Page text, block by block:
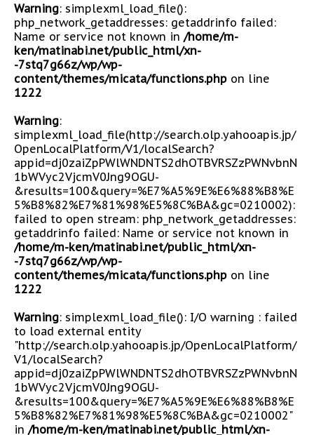
Warning: simplexml_load_file():
php_network_getaddresses: getaddrinfo failed:
Name or service not known in /home/m-
ken/matinabi.net/public_html/xn-
-7stq7g66z/wp/wp-
content/themes/micata/functions.php on line
1222
Warning:
simplexml_load_file(http://search.olp.yahooapis.jp/
OpenLocalPlatform/V1/localSearch?
appid=dj0zaiZpPWlWNDNTS2dhOTBVRSZzPWNvbnN
1bWVyc2VjcmV0Jng9OGU-
&results=100&query=%E7%A5%9E%E6%88%B8%E
5%B8%82%E7%81%98%E5%8C%BA&gc=0210002):
failed to open stream: php_network_getaddresses:
getaddrinfo failed: Name or service not known in
/home/m-ken/matinabi.net/public_html/xn-
-7stq7g66z/wp/wp-
content/themes/micata/functions.php on line
1222
Warning: simplexml_load_file(): I/O warning : failed
to load external entity
"http://search.olp.yahooapis.jp/OpenLocalPlatform/
V1/localSearch?
appid=dj0zaiZpPWlWNDNTS2dhOTBVRSZzPWNvbnN
1bWVyc2VjcmV0Jng9OGU-
&results=100&query=%E7%A5%9E%E6%88%B8%E
5%B8%82%E7%81%98%E5%8C%BA&gc=0210002"
in /home/m-ken/matinabi.net/public_html/xn-